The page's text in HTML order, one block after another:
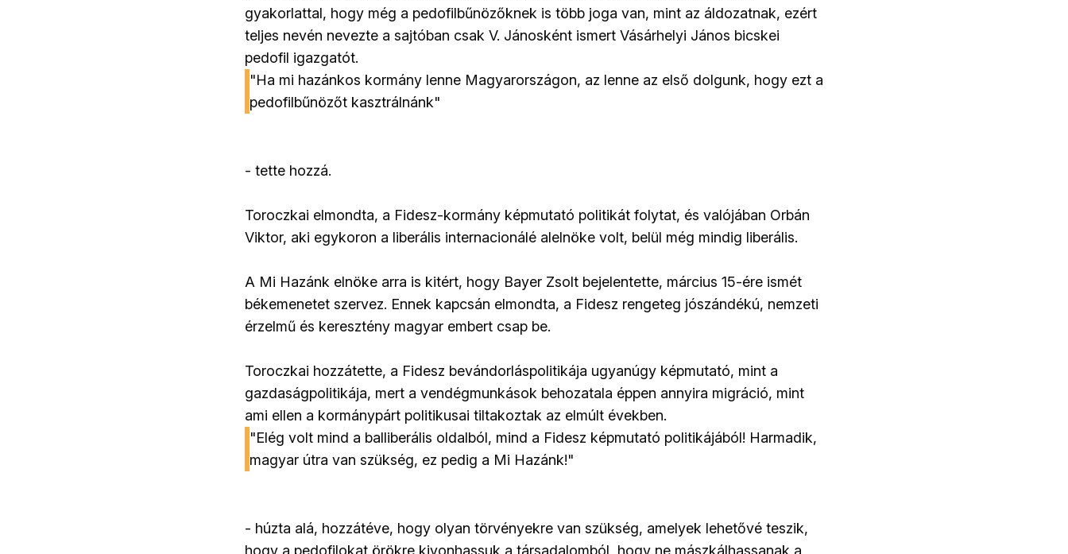
gyakorlattal, hogy még a pedofilbűnözőknek is több joga van, mint az áldozatnak, ezért
teljes nevén nevezte a sajtóban csak V. Jánosként ismert Vásárhelyi János bicskei
pedofil igazgatót.
"Ha mi hazánkos kormány lenne Magyarországon, az lenne az első dolgunk, hogy ezt a
pedofilbűnözőt kasztrálnánk"
- tette hozzá.
Toroczkai elmondta, a Fidesz-kormány képmutató politikát folytat, és valójában Orbán
Viktor, aki egykoron a liberális internacionálé alelnöke volt, belül még mindig liberális.
A Mi Hazánk elnöke arra is kitért, hogy Bayer Zsolt bejelentette, március 15-ére ismét
békemenetet szervez. Ennek kapcsán elmondta, a Fidesz rengeteg jószándékú, nemzeti
érzelmű és keresztény magyar embert csap be.
Toroczkai hozzátette, a Fidesz bevándorláspolitikája ugyanúgy képmutató, mint a
gazdaságpolitikája, mert a vendégmunkások behozatala éppen annyira migráció, mint
ami ellen a kormánypárt politikusai tiltakoztak az elmúlt években.
"Elég volt mind a balliberális oldalból, mind a Fidesz képmutató politikájából! Harmadik,
magyar útra van szükség, ez pedig a Mi Hazánk!"
- húzta alá, hozzátéve, hogy olyan törvényekre van szükség, amelyek lehetővé teszik,
hogy a pedofilokat örökre kivonhassuk a társadalomból, hogy ne mászkálhassanak a